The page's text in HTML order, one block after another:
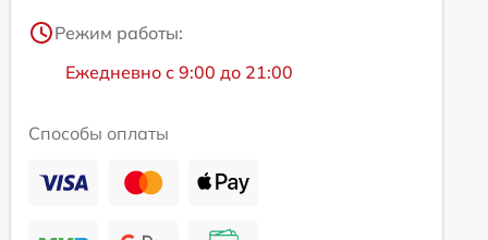
Режим работы:
Ежедневно с 9:00 до 21:00
Способы оплаты